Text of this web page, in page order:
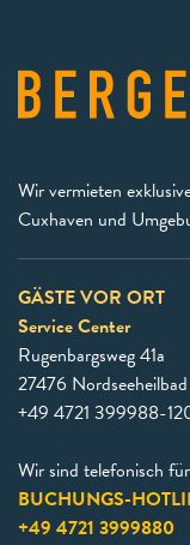
Wir vermieten
Cuxhaven und
GÄSTE VOR ORT
Service Center
Rugenbargsweg 41a
27476
+49 4721 399988-
Wir sind telefonisch
BUCHUNGS-
+49 4721 3999880